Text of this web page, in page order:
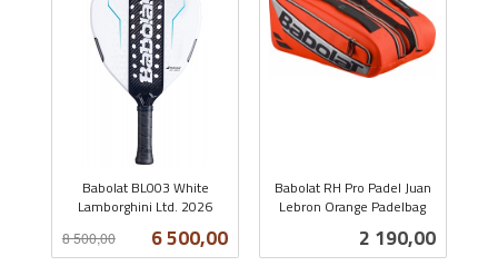
Babolat BL003 White
Lamborghini Ltd. 2026
Tilbud
6 500,00
8 500,00
mva.
Babolat RH Pro Padel Juan
Lebron Orange Padelbag
Pris
2 190,00